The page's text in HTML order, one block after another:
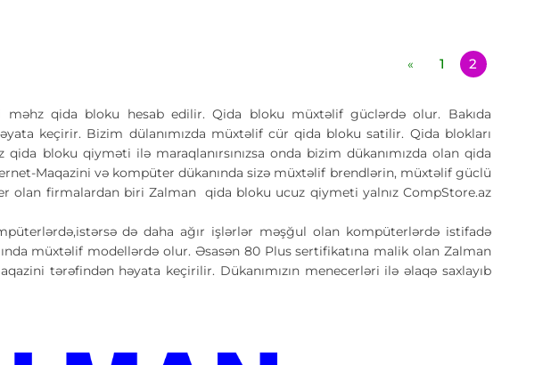
« 1 2
qida bloku hesab edilir. Qida bloku müxtəlif güclərdə olur. Bakıda
keçirir. Bizim dülanımızda müxtəlif cür qida bloku satilir. Qida blokları
bloku qiyməti ilə maraqlanırsınızsa onda bizim dükanımızda olan qida
Maqazini və kompüter dükanında sizə müxtəlif brendlərin, müxtəlif güclü
olan firmalardan biri Zalman qida bloku ucuz qiymeti yalnız CompStore.az
də daha ağır işlərlər məşğul olan kompüterlərdə istifadə
müxtəlif modellərdə olur. Əsasən 80 Plus sertifikatına malik olan Zalman
tərəfindən həyata keçirilir. Dükanımızın menecerləri ilə əlaqə saxlayıb